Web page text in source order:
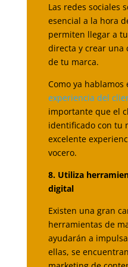
Las redes sociales
esencial a la hora
permiten llegar a
directa y crear una
de tu marca.
Como ya
experiencia del
importante que el
identificado con tu
excelente
vocero.
8. Utiliza
digital
Existen una gran
herramientas de
ayudarán a
ellas, se